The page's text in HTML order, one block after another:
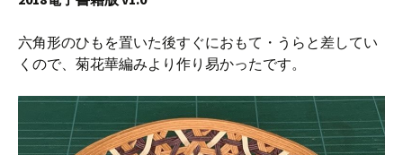
六角形のひもを置いた後すぐにおもて・うらと差してい
くので、菊花華編みより作り易かったです。